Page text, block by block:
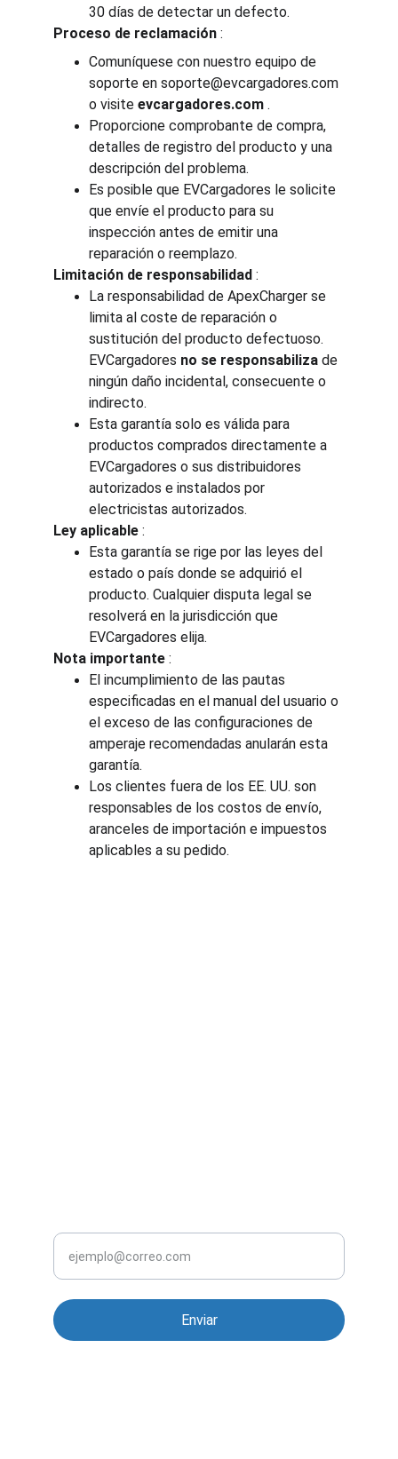
30 días de detectar un defecto.
Proceso de reclamación :
Comuníquese con nuestro equipo de
soporte en soporte@evcargadores.com
o visite evcargadores.com .
Proporcione comprobante de compra,
detalles de registro del producto y una
descripción del problema.
Es posible que EVCargadores le solicite
que envíe el producto para su
inspección antes de emitir una
reparación o reemplazo.
Limitación de responsabilidad :
La responsabilidad de ApexCharger se
limita al coste de reparación o
sustitución del producto defectuoso.
EVCargadores no se responsabiliza de
ningún daño incidental, consecuente o
indirecto.
Esta garantía solo es válida para
productos comprados directamente a
EVCargadores o sus distribuidores
autorizados e instalados por
electricistas autorizados.
Ley aplicable :
Esta garantía se rige por las leyes del
estado o país donde se adquirió el
producto. Cualquier disputa legal se
resolverá en la jurisdicción que
EVCargadores elija.
Nota importante :
El incumplimiento de las pautas
especificadas en el manual del usuario o
el exceso de las configuraciones de
amperaje recomendadas anularán esta
garantía.
Los clientes fuera de los EE. UU. son
responsables de los costos de envío,
aranceles de importación e impuestos
aplicables a su pedido.
Enviar